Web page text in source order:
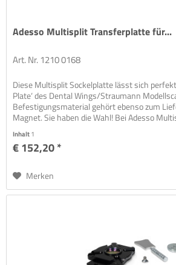
Adesso Multisplit Transferplatte für...
Art. Nr. 1210 0168
Diese Multisplit Sockelplatte lässt sich
Plate‘ des Dental Wings/Straumann
Befestigungsmaterial gehört ebenso zum
Magnet. Sie haben die Wahl! Bei Adesso
Inhalt1
€ 152,20 *
Merken